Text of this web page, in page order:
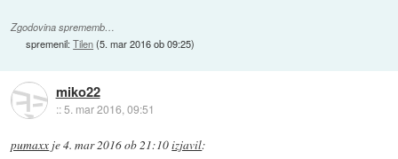
Zgodovina sprememb…
spremenil:Tilen(5. mar 2016 ob 09:25)
miko22
::5. mar 2016, 09:51
pumaxx je4. mar 2016 ob 21:10izjavil: